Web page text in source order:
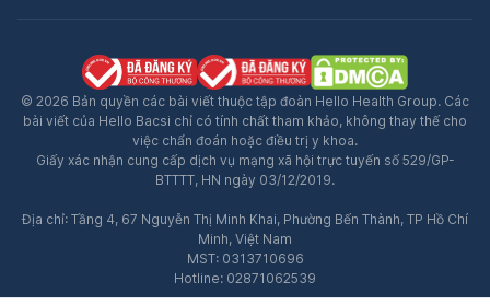
© 2026 Bản quyền các bài viết thuộc tập đoàn Hello Health Group. Các
bài viết của Hello Bacsi chỉ có tính chất tham khảo, không thay thế cho
việc chẩn đoán hoặc điều trị y khoa.
Giấy xác nhận cung cấp dịch vụ mạng xã hội trực tuyến số 529/GP-
BTTTT, HN ngày 03/12/2019.
Địa chỉ: Tầng 4, 67 Nguyễn Thị Minh Khai, Phường Bến Thành, TP Hồ Chí
Minh, Việt Nam
MST: 0313710696
Hotline: 02871062539